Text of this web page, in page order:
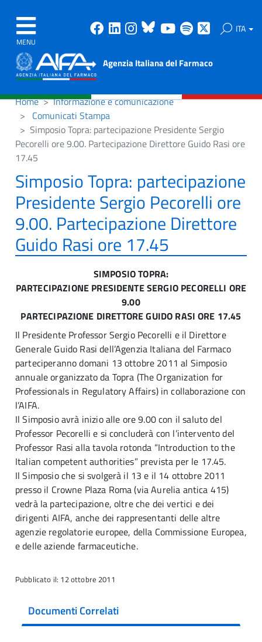
MENU
Facebook
Linkedin
Instagram
Bluesky
Youtube
Spotify ITA
Agenzia Italiana del Farmaco
Home
Informazione e comunicazione
Comunicati Stampa
Simposio Topra: partecipazione Presidente Sergio
Pecorelli ore 9.00. Partecipazione Direttore Guido Rasi ore
17.45
Simposio Topra: partecipazione
Presidente Sergio Pecorelli ore
9.00. Partecipazione Direttore
Guido Rasi ore 17.45
SIMPOSIO TOPRA:
PARTECIPAZIONE PRESIDENTE SERGIO PECORELLI ORE
9.00
PARTECIPAZIONE DIRETTORE GUIDO RASI ORE 17.45
Il Presidente Professor Sergio Pecorelli e il Direttore
Generale Guido Rasi dell’Agenzia Italiana del Farmaco
parteciperanno domani 13 ottobre 2011 al Simposio
annuale organizzato da Topra (The Organization for
Professionals in Regulatory Affairs) in collaborazione con
l’AIFA.
Il Simposio avrà inizio alle ore 9.00 con il saluto del
Professor Pecorelli e si concluderà con l’intervento del
Professor Rasi alla tavola rotonda “Introduction to the
Italian competent authorities” prevista per le 17.45.
Il Simposio che si svolgerà il 13 e il 14 ottobre 2011
presso il Crowne Plaza Roma (via Aurelia antica 415)
vedrà la partecipazione, oltre che dei vertici e dei
dirigenti AIFA, anche dei rappresentanti delle altre
agenzie regolatorie europee, della Commissione Europea,
e delle aziende farmaceutiche.
Pubblicato il: 12 ottobre 2011
Documenti Correlati